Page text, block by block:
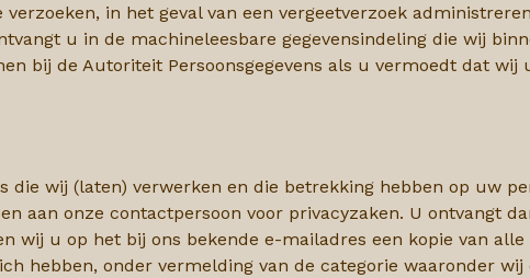
in het geval van een vergeetverzoek
u in de machineleesbare gegevensindeling die wij
bij de Autoriteit Persoonsgegevens als u vermoedt dat wij
die wij (laten) verwerken en die betrekking hebben op uw
aan onze contactpersoon voor privacyzaken. U ontvangt
wij u op het bij ons bekende e-mailadres een kopie van alle
hebben, onder vermelding van de categorie waaronder wij